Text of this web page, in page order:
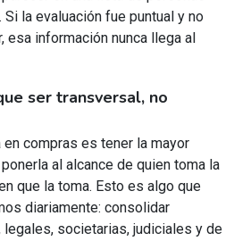
la evaluación fue puntual y no
esa información nunca llega al
ser transversal, no
compras es tener la mayor
al alcance de quien toma la
que la toma. Esto es algo que
diariamente: consolidar
societarias, judiciales y de